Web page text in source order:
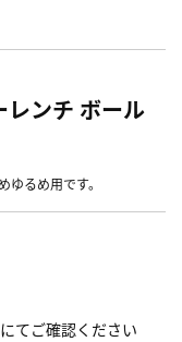
ンチ ボール
るめ用です。
てご確認ください